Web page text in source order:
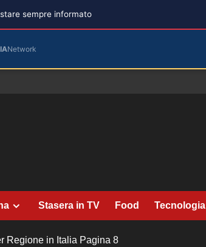
Stasera in TV Food Tecnologia
Regione in Italia Pagina 8
sempre informato
IANetwork